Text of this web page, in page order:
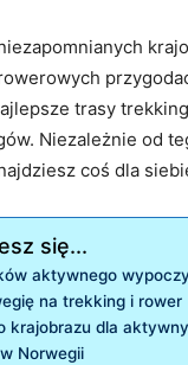
trasy
Niezależnie ⁤od
coś dla
się...
aktywnego
na trekking i rower
krajobrazu dla
Norwegii